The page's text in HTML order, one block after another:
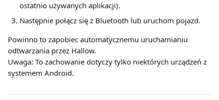
ostatnio używanych aplikacji).
Następnie połącz się z Bluetooth lub uruchom pojazd.
Powinno to zapobiec automatycznemu uruchamianiu
odtwarzania przez Hallow.
Uwaga: To zachowanie dotyczy tylko niektórych urządzeń z
systemem Android.